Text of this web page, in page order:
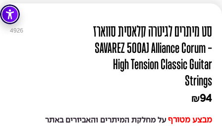
4926
סט מיתרים לגיטרה קלאסית סווארז
- SAVAREZ 500AJ Alliance Corum
High Tension Classic Guitar
Strings
₪94
מבצע מטורף על מחלקת המיתרים והאביזרים באתר